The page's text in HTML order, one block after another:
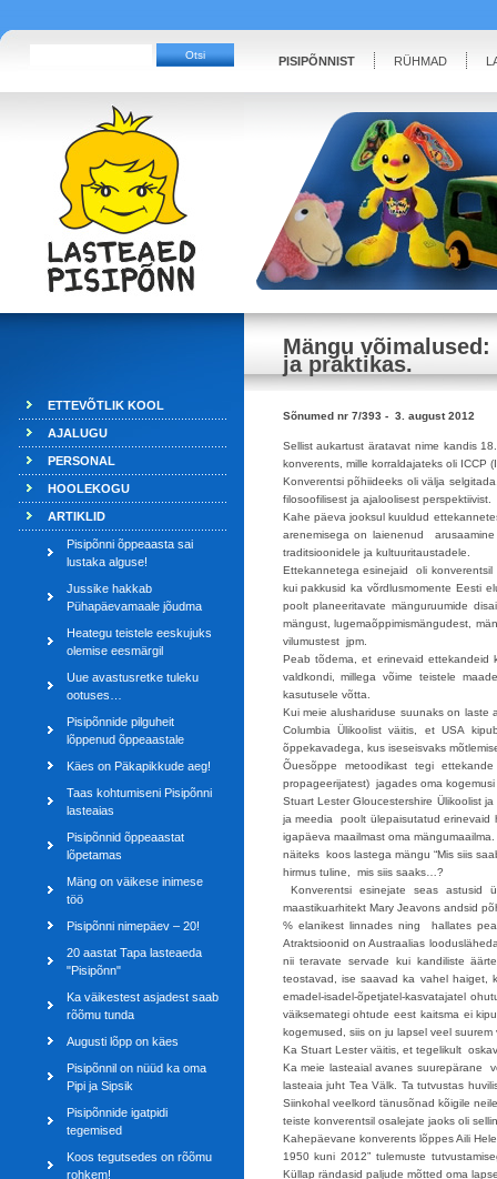
PISIPÕNNIST RÜHMAD
ETTEVÕTLIK KOOL
AJALUGU
PERSONAL
HOOLEKOGU
ARTIKLID
Pisipõnni õppeaasta sai
lustaka alguse!
Jussike hakkab
Pühapäevamaale jõudma
Heategu teistele eeskujuks
olemise eesmärgil
Uue avastusretke tuleku
ootuses…
Pisipõnnide pilguheit
lõppenud õppeaastale
Käes on Päkapikkude aeg!
Taas kohtumiseni Pisipõnni
lasteaias
Pisipõnnid õppeaastat
lõpetamas
Mäng on väikese inimese
töö
Pisipõnni nimepäev – 20!
20 aastat Tapa lasteaeda
"Pisipõnn"
Ka väikestest asjadest saab
rõõmu tunda
Augusti lõpp on käes
Pisipõnnil on nüüd ka oma
Pipi ja Sipsik
Pisipõnnide igatpidi
tegemised
Koos tegutsedes on rõõmu
rohkem!
Mängu
ja praktikas.
Sõnumed nr 7/393 - 3. august 2012
Sellist aukartust äratavat nime kandis
konverents, mille korraldajateks oli ICCP
Konverentsi põhiideeks oli välja
filosoofilisest ja ajaloolisest perspektiivist.
Kahe päeva jooksul kuuldud
arenemisega on laienenud
traditsioonidele ja kultuuritaustadele.
Ettekannetega esinejaid oli
kui pakkusid ka võrdlusmomente Eesti
poolt planeeritavate mänguruumide
mängust, lugemaõppimismängudest,
vilumustest jpm.
Peab tõdema, et erinevaid
valdkondi, millega võime teistele
kasutusele võtta.
Kui meie alushariduse suunaks on laste
Columbia Ülikoolist väitis, et USA
õppekavadega, kus iseseisvaks
Õuesõppe metoodikast tegi
propageerijatest) jagades oma
Stuart Lester Gloucestershire Ülikoolist
ja meedia poolt ülepaisutatud erinevaid
igapäeva maailmast oma
näiteks koos lastega mängu “Mis siis
hirmus tuline, mis siis saaks…?
Konverentsi esinejate seas astusid
maastikuarhitekt Mary Jeavons andsid
% elanikest linnades ning hallates pea
Atraktsioonid on Austraalias
nii teravate servade kui kandiliste
teostavad, ise saavad ka vahel haiget,
emadel-isadel-õpetjatel-kasvatajatel
väiksemategi ohtude eest kaitsma ei
kogemused, siis on ju lapsel veel
Ka Stuart Lester väitis, et tegelikult
Ka meie lasteaial avanes suurepärane
lasteaia juht Tea Välk. Ta tutvustas
Siinkohal veelkord tänusõnad kõigile
teiste konverentsil osalejate jaoks oli
Kahepäevane konverents lõppes Aili
1950 kuni 2012” tulemuste
Küllap rändasid paljude mõtted oma